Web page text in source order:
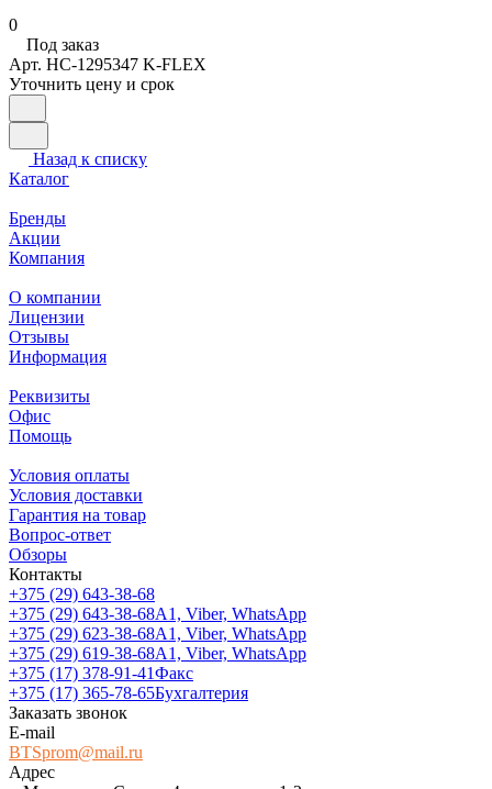
0
Под заказ
Арт. НС-1295347 K-FLEX
Уточнить цену и срок
Назад к списку
Каталог
Бренды
Акции
Компания
О компании
Лицензии
Отзывы
Информация
Реквизиты
Офис
Помощь
Условия оплаты
Условия доставки
Гарантия на товар
Вопрос-ответ
Обзоры
Контакты
+375 (29) 643-38-68
+375 (29) 643-38-68А1, Viber, WhatsApp
+375 (29) 623-38-68А1, Viber, WhatsApp
+375 (29) 619-38-68А1, Viber, WhatsApp
+375 (17) 378-91-41Факс
+375 (17) 365-78-65Бухгалтерия
Заказать звонок
E-mail
BTSprom@mail.ru
Адрес